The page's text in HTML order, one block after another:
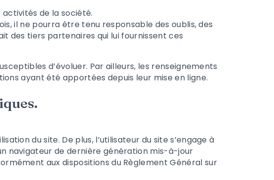
de la société.
il ne pourra être tenu responsable des oublis, des
des tiers partenaires qui lui fournissent ces
d’évoluer. Par ailleurs, les renseignements
ayant été apportées depuis leur mise en ligne.
du site. De plus, l’utilisateur du site s’engage à
navigateur de dernière génération mis-à-jour
aux dispositions du Règlement Général sur